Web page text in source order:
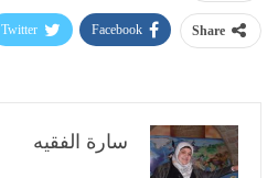
Share
Facebook
Twitter
سارة الفقيه